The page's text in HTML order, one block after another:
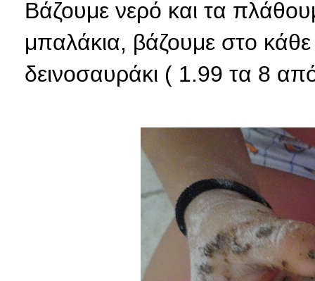
Βάζουμε νερό και τα
μπαλάκια, βάζουμε στο
δεινοσαυράκι ( 1.99 τα 8